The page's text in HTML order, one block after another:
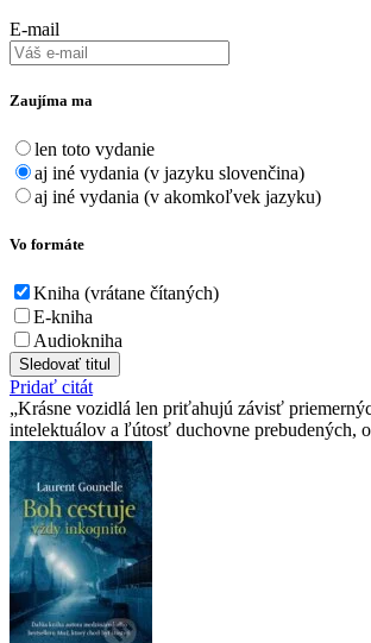
E-mail
Zaujíma ma
len toto vydanie
aj iné vydania (v jazyku slovenčina)
aj iné vydania (v akomkoľvek jazyku)
Vo formáte
Kniha (vrátane čítaných)
E-kniha
Audiokniha
Sledovať titul
Pridať citát
Krásne vozidlá len priťahujú závisť
intelektuálov a ľútosť duchovne prebudených,